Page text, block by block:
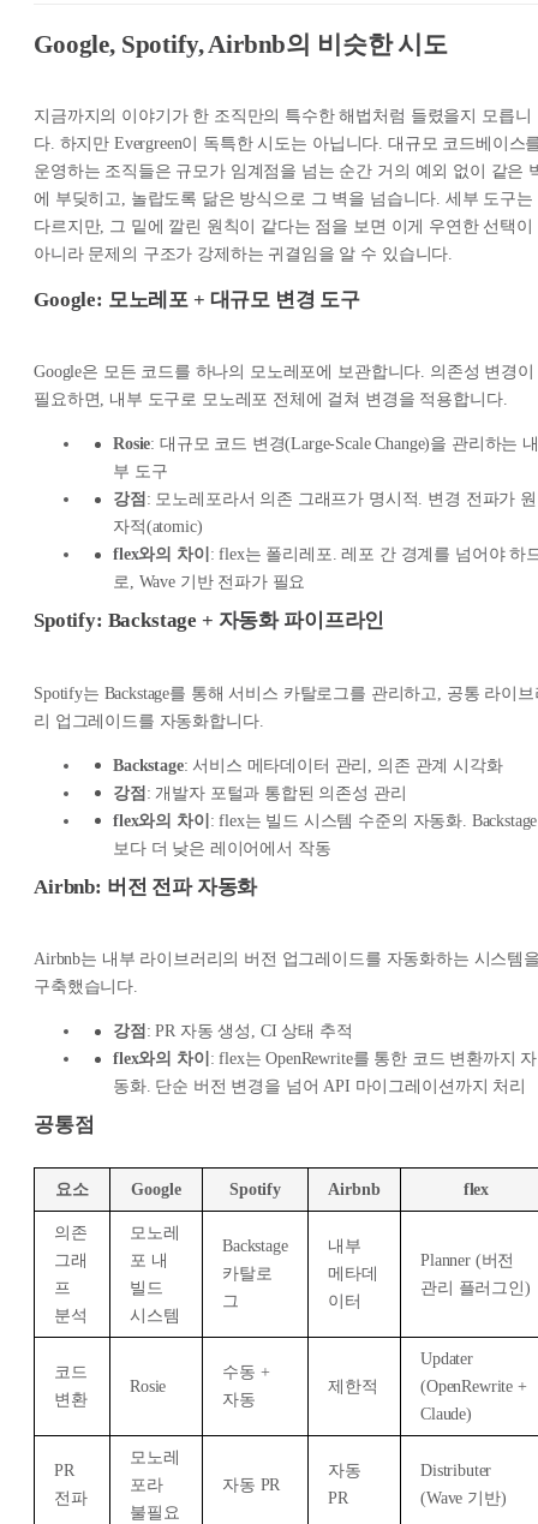
Google, Spotify, Airbnb의 비슷한 시도
지금까지의 이야기가 한 조직만의 특수한 해법처럼 들렸을지 모릅니
다. 하지만 Evergreen이 독특한 시도는 아닙니다. 대규모 코드베이스
운영하는 조직들은 규모가 임계점을 넘는 순간 거의 예외 없이 같은
에 부딪히고, 놀랍도록 닮은 방식으로 그 벽을 넘습니다. 세부 도구는
다르지만, 그 밑에 깔린 원칙이 같다는 점을 보면 이게 우연한 선택이
아니라 문제의 구조가 강제하는 귀결임을 알 수 있습니다.
Google: 모노레포 + 대규모 변경 도구
Google은 모든 코드를 하나의 모노레포에 보관합니다. 의존성 변경이
필요하면, 내부 도구로 모노레포 전체에 걸쳐 변경을 적용합니다.
Rosie: 대규모 코드 변경(Large-Scale Change)을 관리하는 내
부 도구
강점 : 모노레포라서 의존 그래프가 명시적. 변경 전파가 원
자적(atomic)
flex와의 차이 : flex는 폴리레포. 레포 간 경계를 넘어야 하
로, Wave 기반 전파가 필요
Spotify: Backstage + 자동화 파이프라인
Spotify는 Backstage를 통해 서비스 카탈로그를 관리하고, 공통 라이브
리 업그레이드를 자동화합니다.
Backstage: 서비스 메타데이터 관리, 의존 관계 시각화
강점 : 개발자 포털과 통합된 의존성 관리
flex와의 차이 : flex는 빌드 시스템 수준의 자동화. Backstage
보다 더 낮은 레이어에서 작동
Airbnb: 버전 전파 자동화
Airbnb는 내부 라이브러리의 버전 업그레이드를 자동화하는 시스템
구축했습니다.
강점 : PR 자동 생성, CI 상태 추적
flex와의 차이 : flex는 OpenRewrite를 통한 코드 변환까지 자
동화. 단순 버전 변경을 넘어 API 마이그레이션까지 처리
공통점
요소 Google Spotify Airbnb flex
의존
그래
프
분석
모노레
포 내
빌드
시스템
Backstage
카탈로
그
내부
메타데
이터
Planner (버전
관리 플러그인)
코드
변환
Rosie
수동 +
자동
제한적
Updater
(OpenRewrite +
Claude)
PR
전파
모노레
포라
불필요
자동 PR
자동
PR
Distributer
(Wave 기반)